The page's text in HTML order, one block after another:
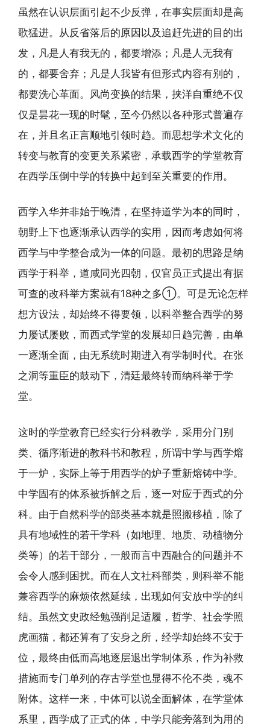
虽然在认识层面引起不少反弹，在事实层面却是高
歌猛进。从反省落后的原因以及追赶先进的目的出
发，凡是人有我无的，都要增添；凡是人无我有
的，都要舍弃；凡是人我皆有但形式内容有别的，
都要洗心革面。风尚变换的结果，挟洋自重绝不仅
仅是昙花一现的时髦，至今仍然以各种形式普遍存
在，并且名正言顺地引领时趋。而思想学术文化的
转变与教育的变更关系紧密，承载西学的学堂教育
在西学压倒中学的转换中起到至关重要的作用。
西学入华并非始于晚清，在坚持道学为本的同时，
朝野上下也逐渐承认西学的实用，因而考虑如何将
西学与中学整合成为一体的问题。最初的思路是纳
西学于科举，道咸同光四朝，仅官员正式提出有据
可查的改科举方案就有18种之多①。可是无论怎样
想方设法，却始终不得要领，以科举整合西学的努
力屡试屡败，而西式学堂的发展却日趋完善，由单
一逐渐全面，由无系统时期进入有学制时代。在张
之洞等重臣的鼓动下，清廷最终转而纳科举于学
堂。
这时的学堂教育已经实行分科教学，采用分门别
类、循序渐进的教科书和教程，所谓中学与西学熔
于一炉，实际上等于用西学的炉子重新熔铸中学。
中学固有的体系被拆解之后，逐一对应于西式的分
科。由于自然科学的部类基本就是照搬移植，除了
具有地域性的若干学科（如地理、地质、动植物分
类等）的若干部分，一般而言中西融合的问题并不
会令人感到困扰。而在人文社科部类，则科举不能
兼容西学的麻烦依然延续，出现如何安放中学的纠
结。虽然文史政经勉强削足适履，哲学、社会学照
虎画猫，都还算有了安身之所，经学却始终不安于
位，最终由低而高地逐层退出学制体系，作为补救
措施而专门单列的存古学堂也显得不伦不类，魂不
附体。这样一来，中体可以说全面解体，在学堂体
系里，西学成了正式的体，中学只能旁落到为用的